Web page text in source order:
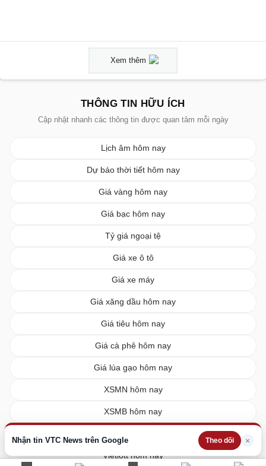
Nhận tin VTC News trên Google Theo dõi ×
Xem thêm
THÔNG TIN HỮU ÍCH
Cập nhật nhanh các thông tin được quan tâm mỗi ngày
Lịch âm hôm nay
Dự báo thời tiết hôm nay
Giá vàng hôm nay
Giá bạc hôm nay
Tỷ giá ngoại tệ
Giá xe ô tô
Giá xe máy
Giá xăng dầu hôm nay
Giá tiêu hôm nay
Giá cà phê hôm nay
Giá lúa gạo hôm nay
XSMN hôm nay
XSMB hôm nay
Vietlott hôm nay